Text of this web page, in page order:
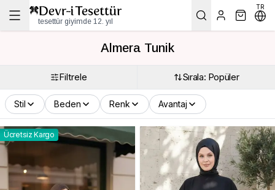
tesettür giyimde 12. yıl
TR
Almera Tunik
Filtrele Sırala: Popüler
Stil Beden Renk Avantaj
Ücretsiz Kargo